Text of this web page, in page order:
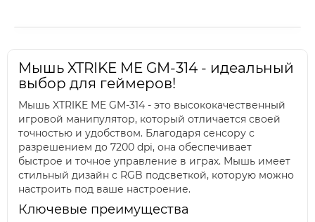
Мышь XTRIKE ME GM-314 - идеальный
выбор для геймеров!
Мышь XTRIKE ME GM-314 - это высококачественный
игровой манипулятор, который отличается своей
точностью и удобством. Благодаря сенсору с
разрешением до 7200 dpi, она обеспечивает
быстрое и точное управление в играх. Мышь имеет
стильный дизайн с RGB подсветкой, которую можно
настроить под ваше настроение.
Ключевые преимущества